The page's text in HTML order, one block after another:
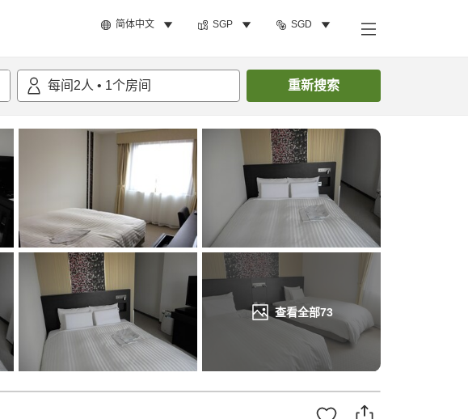
简体中文 SGP SGD
每间 2人 • 1个房间 重新搜索
查看全部73
搜索客房